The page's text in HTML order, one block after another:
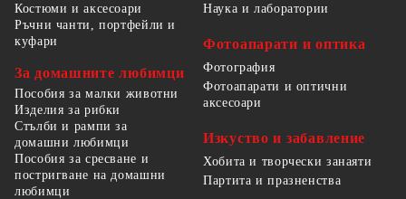
Костюми и аксесоари
Ръчни чанти, портфейли и
куфари
За домашните любимци
Пособия за малки животни
Изделия за рибки
Стълби и рампи за
домашни любимци
Пособия за сресване и
постригване на домашни
любимци
Наука и лаборатории
Фотоапарати и оптика
Фотография
Фотоапарати и оптични
аксесоари
Изкуство и забавление
Хобита и творчески занаяти
Партита и празненства